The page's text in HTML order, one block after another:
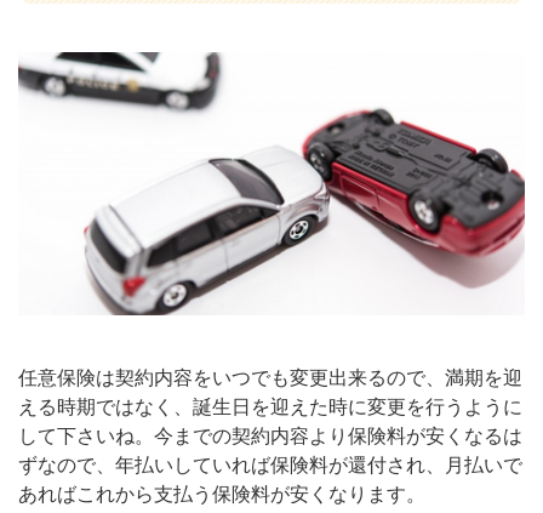
任意保険は契約内容をいつでも変更出来るので、満期を迎
える時期ではなく、誕生日を迎えた時に変更を行うように
して下さいね。今までの契約内容より保険料が安くなるは
ずなので、年払いしていれば保険料が還付され、月払いで
あればこれから支払う保険料が安くなります。